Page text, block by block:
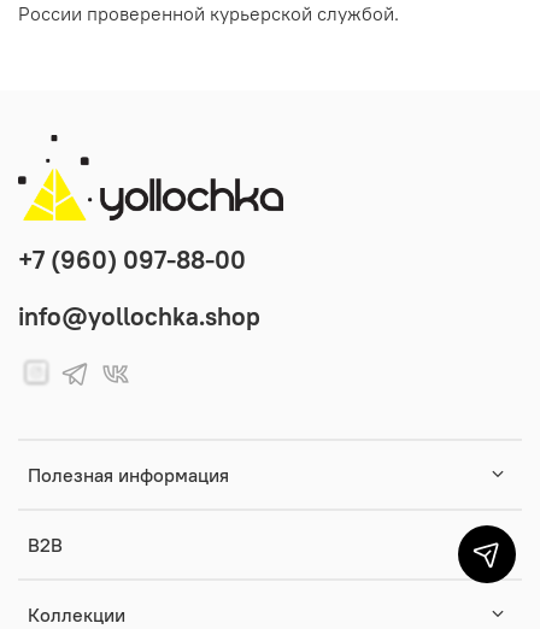
России проверенной курьерской службой.
Полезная информация
B2B
Коллекции
+7 (960) 097-88-00
info@yollochka.shop